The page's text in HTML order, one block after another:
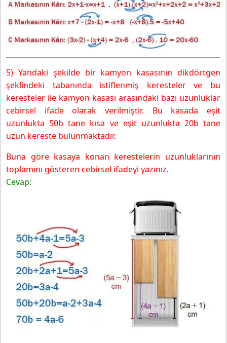
5) Yandaki şekilde bir kamyon kasasının dikdörtgen
şeklindeki tabanında istiflenmiş keresteler ve bu
keresteler ile kamyon kasası arasındaki bazı uzunluklar
cebirsel ifade olarak verilmiştir. Bu kasada eşit
uzunlukta 50b tane kısa ve eşit uzunlukta 20b tane
uzun kereste bulunmaktadır.
Buna göre kasaya konan kerestelerin uzunluklarının
toplamını gösteren cebirsel ifadeyi yazınız.
Cevap: